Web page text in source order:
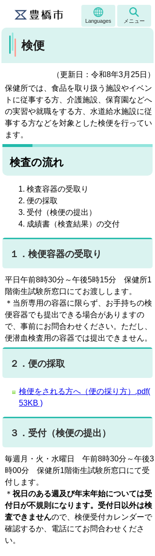
Languages メニュー
検便
（更新日：令和8年3月25日）
保健所では、食品を取り扱う施設やイベン
トに従事する方、介護施設、保育園などへ
の実習や就職をする方、水道給水施設に従
事する方などを対象とした検便を行ってい
ます。
検査の流れ
検査容器の受取り
便の採取
受付（検便の提出）
成績書（検査結果）の交付
１．検便容器の受取り
平日午前8時30分～午後5時15分 保健所1
階衛生試験所窓口にてお渡しします。
＊当所専用の容器に限らず、お手持ちの検
便容器でも提出できる場合がありますの
で、事前にお問合わせください。ただし、
便潜血検査用の容器では提出できません。
２．便の採取
検便をされる方へ（便の採り方）.pdf(
53KB )
３．受付（検便の提出）
毎週月・火・水曜日 午前8時30分～午後3
時00分 保健所1階衛生試験所窓口にて受
付します。
＊祝日のある週及び年末年始については受
付日が不規則になります。受付日以外は検
査できませんので、検便受付カレンダーで
確認するか、電話にてお問合わせくださ
い。